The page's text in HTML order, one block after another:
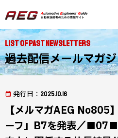
List of Past Newsletters
過去配信メールマガ
発行日 ：2025.10.16
【メルマガAEG
ーフ」B7を発表／■07■